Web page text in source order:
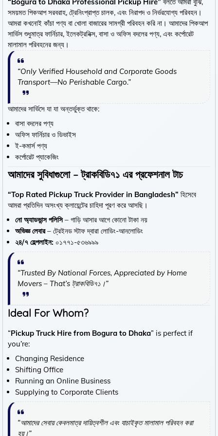
সময়মত পিকআপ সরবরাহ, ট্রেনিংপ্রাপ্ত চালক, এবং নিরাপদ ও নির্ভরযোগ্য পরিবহন।
আমরা কখনোই কাঁচা পণ্য বা খোলা বাজারের সামগ্রী পরিবহন করি না। আমাদের পিকআপ
সার্ভিস শুধুমাত্র ফার্নিচার, ইলেকট্রনিক্স, বাসা ও অফিস বদলের পণ্য, এবং কর্পোরেট
মালামাল পরিবহনের জন্য।
“Only Verified Household and Corporate Goods
Transport—No Perishable Cargo.”
আমাদের সার্ভিসে যা যা অন্তর্ভুক্ত থাকে:
বাসা বদলের পণ্য
অফিস ফার্নিচার ও ডিভাইস
ই-কমার্স পণ্য
কর্পোরেট প্যাকেজিং
আমাদের সুবিধাগুলো – ট্রাকবিডি৭১ এর প্রফেশনাল টাচ
“Top Rated Pickup Truck Provider in Bangladesh” হিসেবে
আমরা প্রতিদিন অসংখ্য ক্লায়েন্টের চাহিদা পূরণ করে আসছি।
নো অ্যাডভান্স পলিসি– গাড়ি আসার আগে কোনো টাকা নয়
অভিজ্ঞ লেবার– ট্রেইনড স্টাফ দ্বারা লোডিং-আনলোডিং
২৪/৭ হেল্পলাইন: ০১৭৭১-৫৩৬৯৯৯
“Trusted By National Forces, Appreciated by Home
Movers – That’s ট্রাকবিডি৭১।”
Ideal For Whom?
“Pickup Truck Hire from Bogura to Dhaka” is perfect if
you’re:
Changing Residence
Shifting Office
Running an Online Business
Supplying to Corporate Clients
“আমাদের সেবায় কেবলমাত্র দায়িত্বশীল এবং যাচাইকৃত মালামাল পরিবহন করা
হয়।”